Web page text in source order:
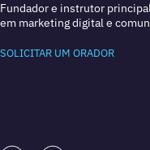
Fundador e instrutor
em marketing digital e
SOLICITAR UM ORADOR